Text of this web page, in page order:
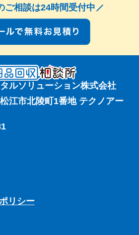
ご相談は24時間受付中
ルソリューション株式会社
江市北陵町1番地 テクノアー
リシー